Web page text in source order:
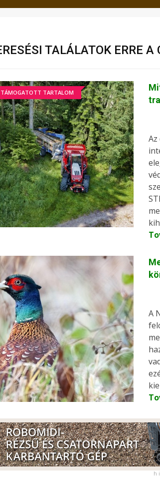
TALÁLATOK ERRE A
TÁMOGATOTT TARTALOM
A
h